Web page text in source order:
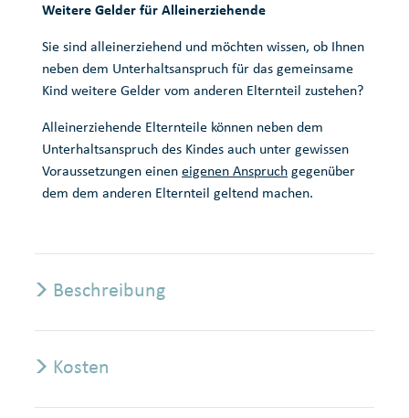
Weitere Gelder für Alleinerziehende
Sie sind alleinerziehend und möchten wissen, ob Ihnen
neben dem Unterhaltsanspruch für das gemeinsame
Kind weitere Gelder vom anderen Elternteil zustehen?
Alleinerziehende Elternteile können neben dem
Unterhaltsanspruch des Kindes auch unter gewissen
Voraussetzungen einen eigenen Anspruch gegenüber
dem dem anderen Elternteil geltend machen.
Beschreibung
Kosten